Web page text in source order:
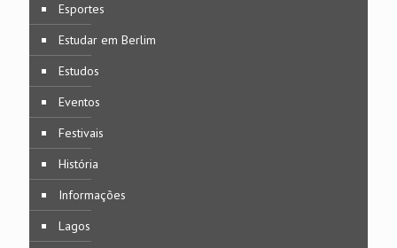
Esportes
Estudar em Berlim
Estudos
Eventos
Festivais
História
Informações
Lagos